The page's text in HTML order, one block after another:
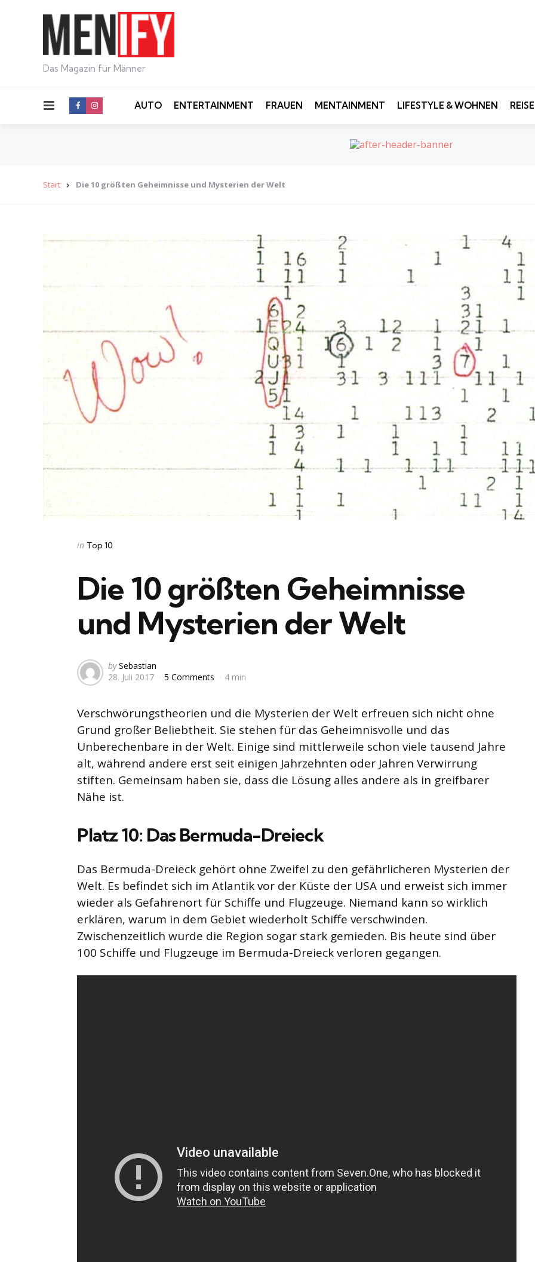
Das Magazin für Männer
Menu AUTO ENTERTAINMENT FRAUEN MENTAINMENT LIFESTYLE & WOHNEN
Start Die 10 größten Geheimnisse und Mysterien der Welt
Categories
Posted
in Top 10
Die 10 größten Geheimnisse
und Mysterien der Welt
Posted
by
by Sebastian
28. Juli 2017
5 Comments 4 min
Verschwörungstheorien und die Mysterien der Welt erfreuen sich nicht ohne
Grund großer Beliebtheit. Sie stehen für das Geheimnisvolle und das
Unberechenbare in der Welt. Einige sind mittlerweile schon viele tausend Jahre
alt, während andere erst seit einigen Jahrzehnten oder Jahren Verwirrung
stiften. Gemeinsam haben sie, dass die Lösung alles andere als in greifbarer
Nähe ist.
Platz 10: Das Bermuda-Dreieck
Das Bermuda-Dreieck gehört ohne Zweifel zu den gefährlicheren Mysterien der
Welt. Es befindet sich im Atlantik vor der Küste der USA und erweist sich immer
wieder als Gefahrenort für Schiffe und Flugzeuge. Niemand kann so wirklich
erklären, warum in dem Gebiet wiederholt Schiffe verschwinden.
Zwischenzeitlich wurde die Region sogar stark gemieden. Bis heute sind über
100 Schiffe und Flugzeuge im Bermuda-Dreieck verloren gegangen.